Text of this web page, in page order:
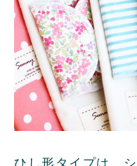
ひし形タイプは、